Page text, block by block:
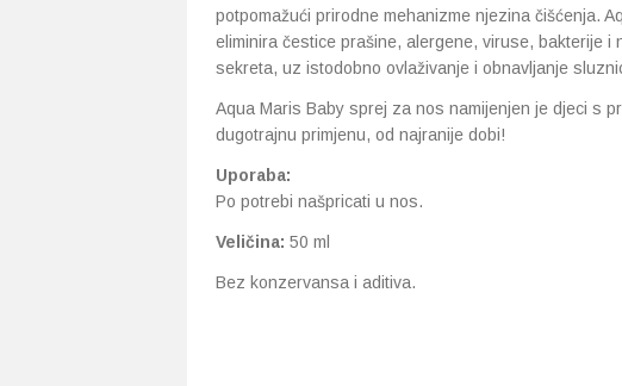
potpomažući prirodne mehanizme njezina čišćenja.
eliminira čestice prašine, alergene, viruse, bakterije i
sekreta, uz istodobno ovlaživanje i obnavljanje
Aqua Maris Baby sprej za nos namijenjen je djeci s
dugotrajnu primjenu, od najranije dobi!
Uporaba:
Po potrebi našpricati u nos.
Veličina: 50 ml
Bez konzervansa i aditiva.